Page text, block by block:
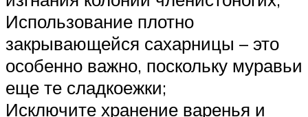
Использование плотно
закрывающейся сахарницы – это
особенно важно, поскольку муравьи
еще те сладкоежки;
Исключите хранение варенья и